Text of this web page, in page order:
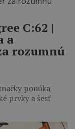
C:62 |
a
rozumnú
ponúka
prvky a šesť